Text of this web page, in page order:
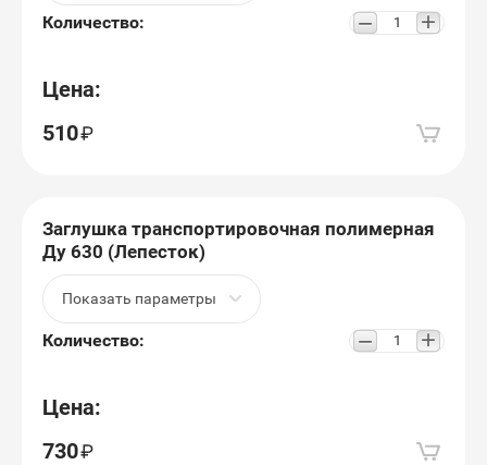
Количество: − +
Цена:
510
Заглушка транспортировочная полимерная
Ду 630 (Лепесток)
Показать параметры
Количество: − +
Цена:
730